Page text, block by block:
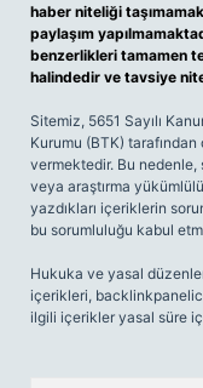
haber niteliği
paylaşım
benzerlikleri tamamen
halindedir ve tavsiye
Sitemiz, 5651 Sayılı
Kurumu (BTK)
vermektedir. Bu
veya araştırma
yazdıkları içeriklerin
bu sorumluluğu kabul
Hukuka ve yasal
içerikleri,
ilgili içerikler yasal süre